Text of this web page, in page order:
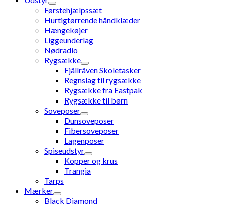
Førstehjælpssæt
Hurtigtørrende håndklæder
Hængekøjer
Liggeunderlag
Nødradio
Rygsække
Fjällräven Skoletasker
Regnslag til rygsække
Rygsække fra Eastpak
Rygsække til børn
Soveposer
Dunsoveposer
Fibersoveposer
Lagenposer
Spiseudstyr
Kopper og krus
Trangia
Tarps
Mærker
Black Diamond